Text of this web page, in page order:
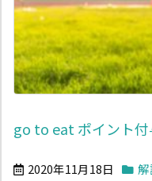
go to eat ポイント
2020年11月18日